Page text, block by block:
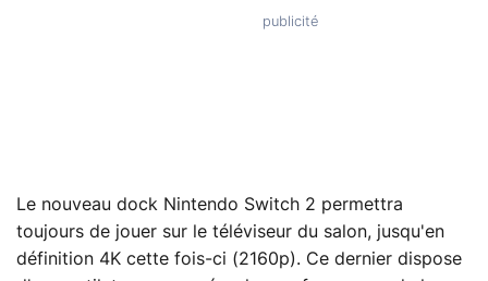
Le nouveau dock Nintendo Switch 2 permettra
toujours de jouer sur le téléviseur du salon, jusqu'en
définition 4K cette fois-ci (2160p). Ce dernier dispose